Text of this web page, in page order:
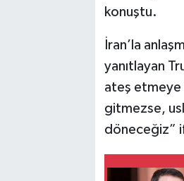
konuştu.
İran’la
yanıtlayan
ateş etmeye
gitmezse,
döneceğiz”